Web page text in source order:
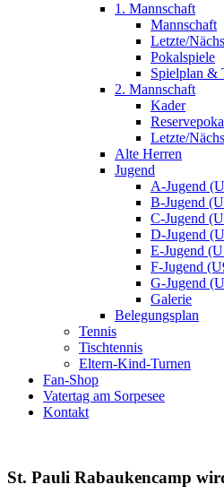
1. Mannschaft
Mannschaft
Letzte/
Pokalspiele
Spielplan &
2. Mannschaft
Kader
Letzte/
Alte Herren
Jugend
A-Jugend
B-Jugend
C-Jugend
D-Jugend
E-Jugend
F-Jugend
G-Jugend
Galerie
Belegungsplan
Tennis
Tischtennis
Eltern-Kind-Turnen
Fan-Shop
Vatertag am Sorpesee
Kontakt
St. Pauli Rabaukencamp